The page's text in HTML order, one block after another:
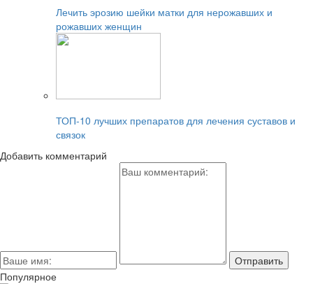
Лечить эрозию шейки матки для нерожавших и
рожавших женщин
ТОП-10 лучших препаратов для лечения суставов и
связок
Добавить комментарий
Популярное